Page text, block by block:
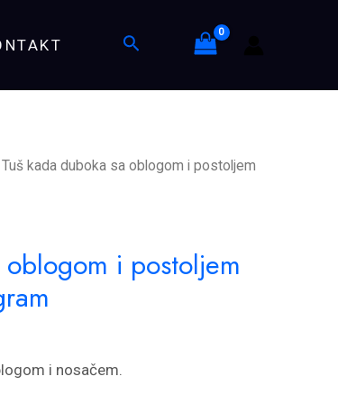
Search
kada duboka sa oblogom i postoljem
i postoljem
i nosačem.
oblogom
quantity